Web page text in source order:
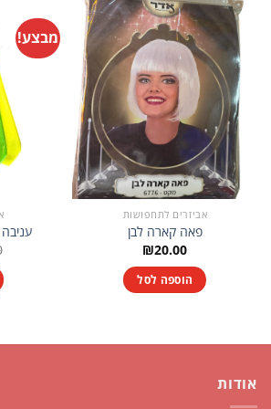
אביזרים לתחפושות
פאה קארה לבן
₪20.00
הוספה לסל
מבצע!
אודות